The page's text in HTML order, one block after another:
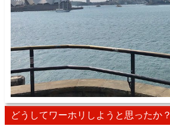
どうしてワーホリしようと思ったか？